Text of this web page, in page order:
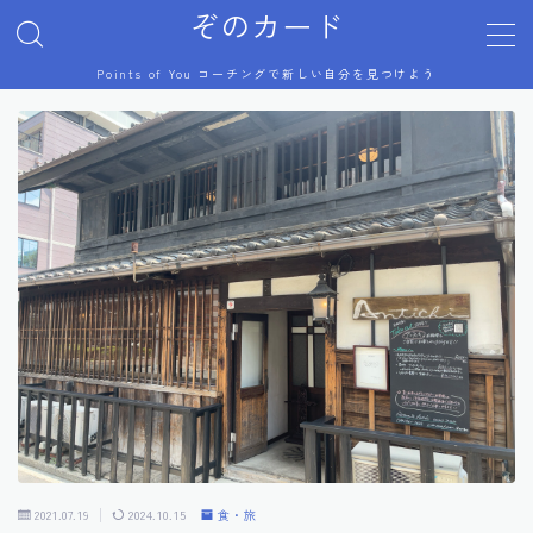
ぞのカード
Points of You コーチングで新しい自分を見つけよう
MENU
プロフィール
Points of You
コーチング体験談
美術展
芸術祭
2021.07.19 2024.10.15 食・旅